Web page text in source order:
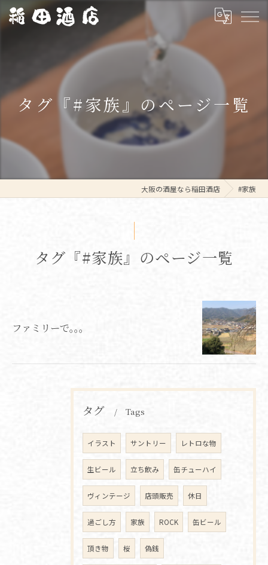
タグ『#家族』のページ一覧
大阪の酒屋なら稲田酒店 #家族
タグ『#家族』のページ一覧
ファミリーで｡｡｡
タグ Tags
イラスト サントリー レトロな物
生ビール 立ち飲み 缶チューハイ
ヴィンテージ 店頭販売 休日
過ごし方 家族 ROCK 缶ビール
頂き物 桜 偽銭